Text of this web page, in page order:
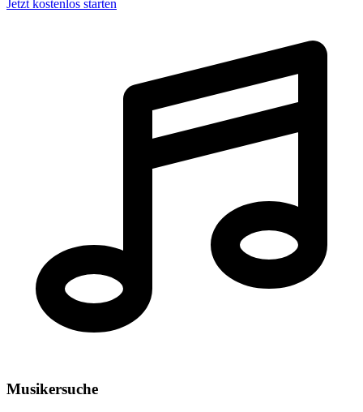
Jetzt kostenlos starten
Musikersuche